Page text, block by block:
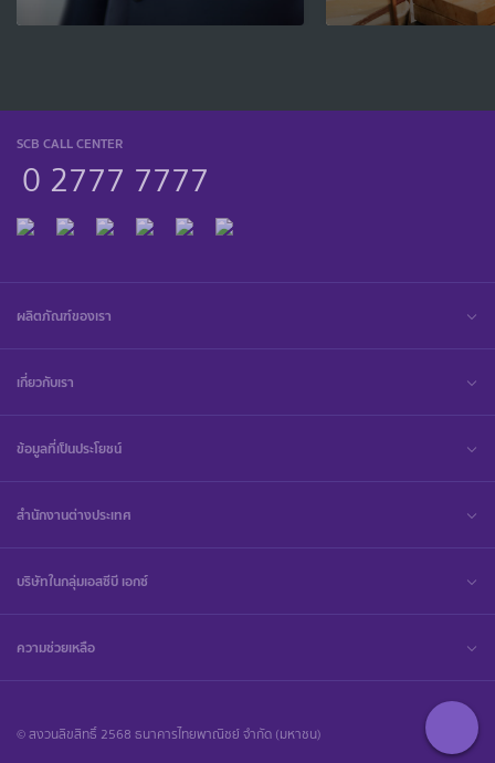
SCB CALL CENTER
0 2777 7777
ผลิตภัณฑ์ของเรา
เกี่ยวกับเรา
ข้อมูลที่เป็นประโยชน์
สำนักงานต่างประเทศ
บริษัทในกลุ่มเอสซีบี เอกซ์
ความช่วยเหลือ
© สงวนลิขสิทธิ์ 2568 ธนาคารไทยพาณิชย์ จำกัด (มหาชน)